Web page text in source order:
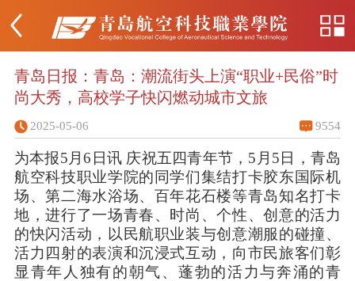
青岛日报：青岛：潮流街头上演“职业+民俗”时
尚大秀，高校学子快闪燃动城市文旅
2025-05-06 9554
为本报5月6日讯 庆祝五四青年节，5月5日，青岛
航空科技职业学院的同学们集结打卡胶东国际机
场、第二海水浴场、百年花石楼等青岛知名打卡
地，进行了一场青春、时尚、个性、创意的活力
的快闪活动，以民航职业装与创意潮服的碰撞、
活力四射的表演和沉浸式互动，向市民旅客们彰
显青年人独有的朝气、蓬勃的活力与奔涌的青